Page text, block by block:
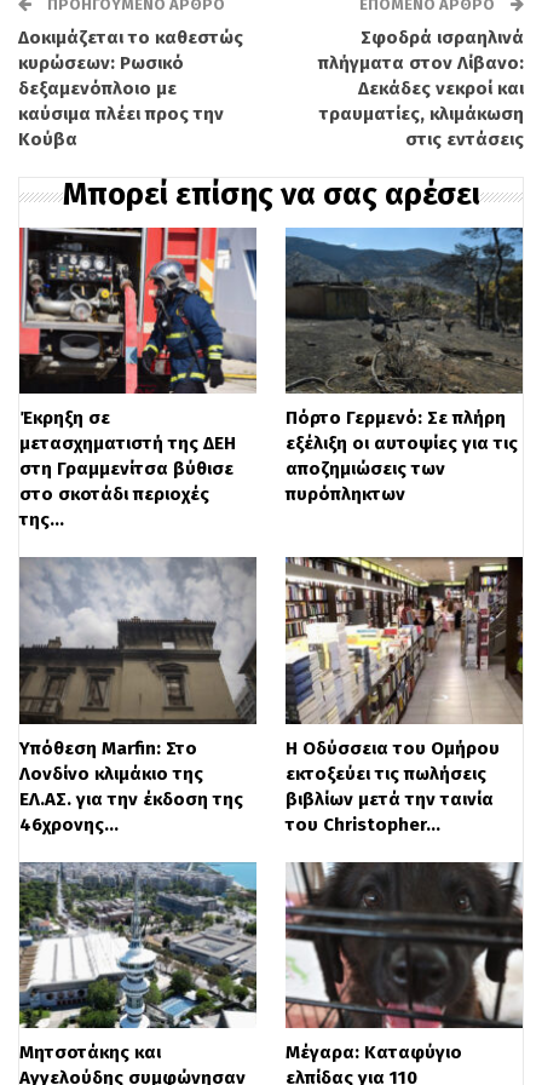
με δυσκολία σε ορισμένα σημεία, λόγω
της εξαιρετικά πυκνής παρουσίας κόσμου.
Αν και η εικόνα της Παρασκευής δεν
θύμιζε απόλυτα προηγούμενες χρονιές,
όπου η πόλη υποδεχόταν χιλιάδες
επισκέπτες, τα καταστήματα που
επένδυσαν σε καλή οργάνωση και
ποιοτικό πρόγραμμα κατάφεραν να
προσελκύσουν το μεγαλύτερο
ενδιαφέρον.
ΠΡΟΗΓΟΎΜΕΝΟ ΆΡΘΡΟ
Δοκιμάζεται το καθεστώς
κυρώσεων: Ρωσικό
δεξαμενόπλοιο με
καύσιμα πλέει προς την
Κούβα
ΕΠΌΜΕΝΟ ΆΡΘΡΟ
Σφοδρά ισραηλινά
πλήγματα στον Λίβανο:
Δεκάδες νεκροί και
τραυματίες, κλιμάκωση
στις εντάσεις
Μπορεί επίσης να σας αρέσει
Έκρηξη σε
μετασχηματιστή της ΔΕΗ
στη Γραμμενίτσα βύθισε
στο σκοτάδι περιοχές
της…
Πόρτο Γερμενό: Σε πλήρη
εξέλιξη οι αυτοψίες για τις
αποζημιώσεις των
πυρόπληκτων
Υπόθεση Marfin: Στο
Λονδίνο κλιμάκιο της
ΕΛ.ΑΣ. για την έκδοση της
46χρονης…
Η Οδύσσεια του Ομήρου
εκτοξεύει τις πωλήσεις
βιβλίων μετά την ταινία
του Christopher…
Μητσοτάκης και
Αγγελούδης συμφώνησαν
Μέγαρα: Καταφύγιο
ελπίδας για 110